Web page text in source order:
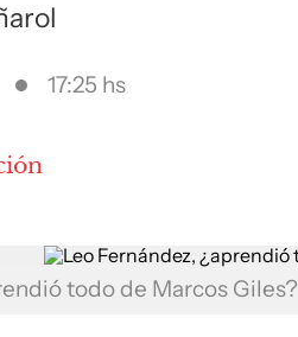
17:25 hs
todo de Marcos Giles?